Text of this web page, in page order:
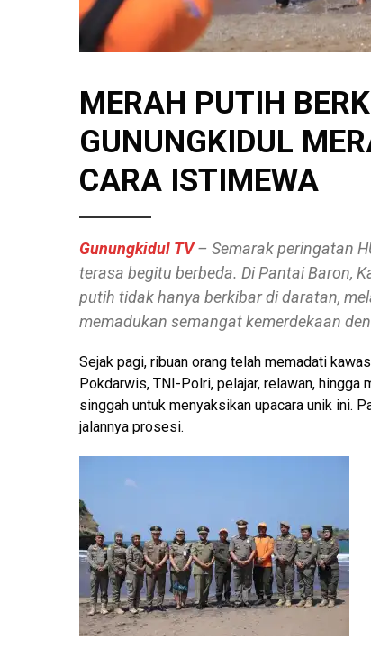
MERAH PUTIH
GUNUNGKIDUL
CARA ISTIMEWA
Gunungkidul TV– Semarak peringatan
terasa begitu berbeda. Di Pantai Baron,
putih tidak hanya berkibar di daratan,
memadukan semangat kemerdekaan
Sejak pagi, ribuan orang telah memadati
Pokdarwis, TNI-Polri, pelajar, relawan,
singgah untuk menyaksikan upacara unik ini.
jalannya prosesi.